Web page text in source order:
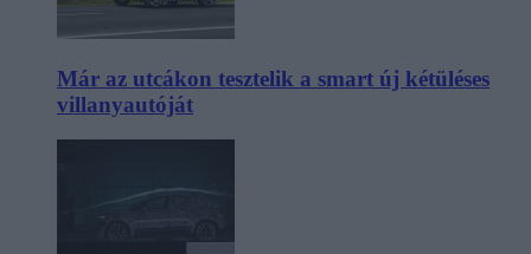
Már az utcákon tesztelik a smart új kétüléses
villanyautóját